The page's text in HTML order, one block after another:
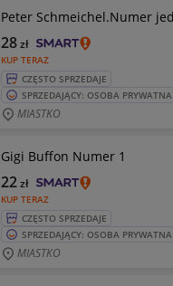
Peter Schmeichel.Numer
KUP TERAZ
28zł
CZĘSTO SPRZEDAJE
SPRZEDAJĄCY: OSOBA PRYWATNA
MIASTKO
Gigi Buffon Numer 1
KUP TERAZ
22zł
CZĘSTO SPRZEDAJE
SPRZEDAJĄCY: OSOBA PRYWATNA
MIASTKO